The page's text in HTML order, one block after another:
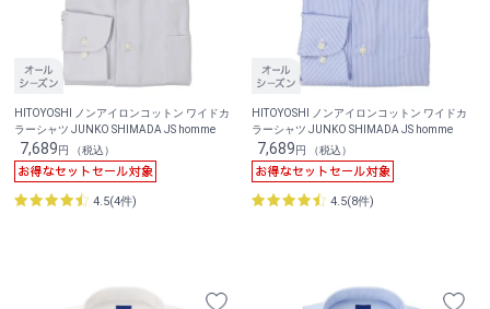
HITOYOSHI ノンアイロンコットン ワイドカ
ラーシャツ JUNKO SHIMADA JS homme
7,689円 （税込）
4.5(4件)
HITOYOSHI ノンアイロンコットン ワイドカ
ラーシャツ JUNKO SHIMADA JS homme
7,689円 （税込）
4.5(8件)